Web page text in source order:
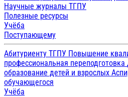
Научные журналы ТГПУ
Полезные ресурсы
Учёба
Поступающему
Абитуриенту ТГПУ Повышение
профессиональная переподготовка
образование детей и взрослых
обучающегося
Учёба